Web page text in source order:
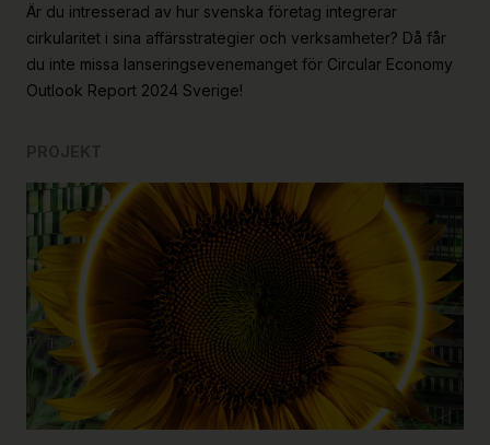
Är du intresserad av hur svenska företag integrerar
cirkularitet i sina affärsstrategier och verksamheter? Då får
du inte missa lanseringsevenemanget för Circular Economy
Outlook Report 2024 Sverige!